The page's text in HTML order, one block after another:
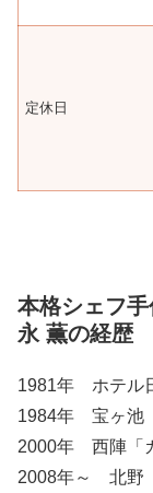
定休日
本格シェフ
永 薫の経歴
1981年 ホテル
1984年 宝ヶ池
2000年 西陣「
2008年～ 北野